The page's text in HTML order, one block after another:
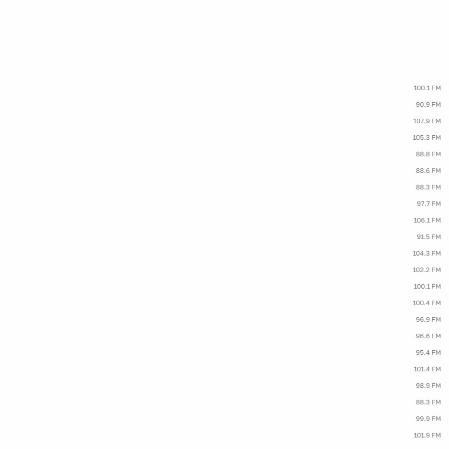
100.1 FM
90.9 FM
107.9 FM
105.3 FM
88.8 FM
88.6 FM
88.3 FM
97.7 FM
106.1 FM
91.5 FM
104.3 FM
102.2 FM
100.1 FM
100.4 FM
96.9 FM
96.6 FM
95.4 FM
101.4 FM
98.9 FM
88.3 FM
99.9 FM
101.9 FM